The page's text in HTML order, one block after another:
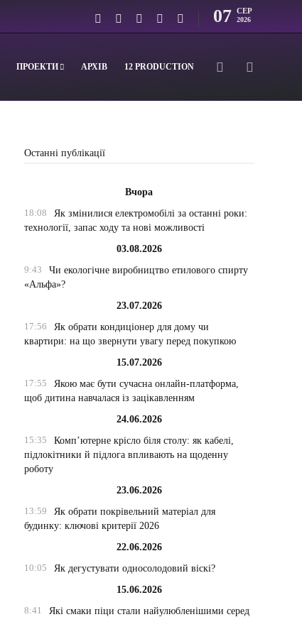
07 СЕР
2026
ПРОЕКТИ АРХІВ 12 PRODUCTION
Останні публікації
Вчора
18:08
Як змінилися електромобілі за останні роки:
технології, запас ходу та нові можливості
03.08.2026
9:43
Чи екологічне виробництво етилового спирту
«Альфа»?
23.07.2026
17:56
Як обрати кондиціонер для дому чи
квартири: на що звернути увагу перед покупкою
15.07.2026
17:55
Якою має бути сучасна онлайн-платформа,
щоб дитина навчалася із зацікавленням
24.06.2026
15:35
Комп’ютерне крісло біля столу: як кабелі,
підлокітники й підлога впливають на щоденну
роботу
23.06.2026
13:59
Як обрати покрівельний матеріал для
будинку: ключові критерії 2026
22.06.2026
10:05
Як дегустувати односолодовий віскі?
15.06.2026
8:41
Які смаки піци стали найулюбленішими серед